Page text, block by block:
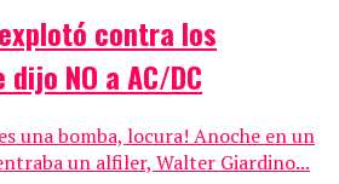
contra los
NO a AC/DC
una bomba, locura! Anoche en un
un alfiler, Walter Giardino...